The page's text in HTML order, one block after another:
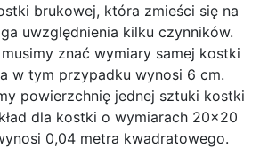
brukowej, która zmieści się na
uwzględnienia kilku czynników.
znać wymiary samej kostki
w tym przypadku wynosi 6 cm.
powierzchnię jednej sztuki kostki
dla kostki o wymiarach 20×20
0,04 metra kwadratowego.